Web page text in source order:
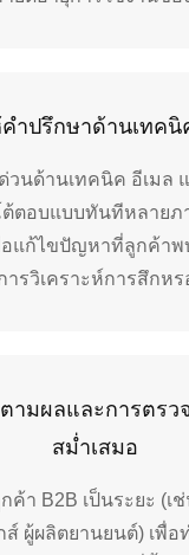
คำปรึกษาด้านเทค
วนด้านเทคนิค อีเมล
ตอบแบบทันทีหลายภ
แก้ไขปัญหาที่ลูกค้าพ
ารวิเคราะห์การสึกห
ามผลและการตรว
สม่ำเสมอ
ค้า B2B เป็นระยะ (เ
ผู้ผลิตยานยนต์) เพื่อ